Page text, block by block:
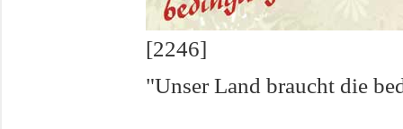
[2246]
"Unser Land braucht die